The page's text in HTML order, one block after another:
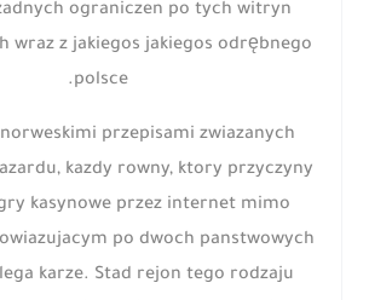
ograniczen po tych witryn
wraz z jakiegos jakiegos odrębnego
polsce.
przepisami zwiazanych
kazdy rowny, ktory przyczyny
kasynowe przez internet mimo
po dwoch panstwowych
karze. Stad rejon tego rodzaju